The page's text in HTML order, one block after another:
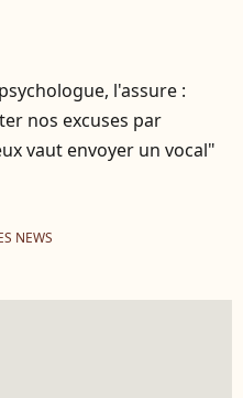
l'assure :
nos excuses par
vaut envoyer un vocal"
NEWS